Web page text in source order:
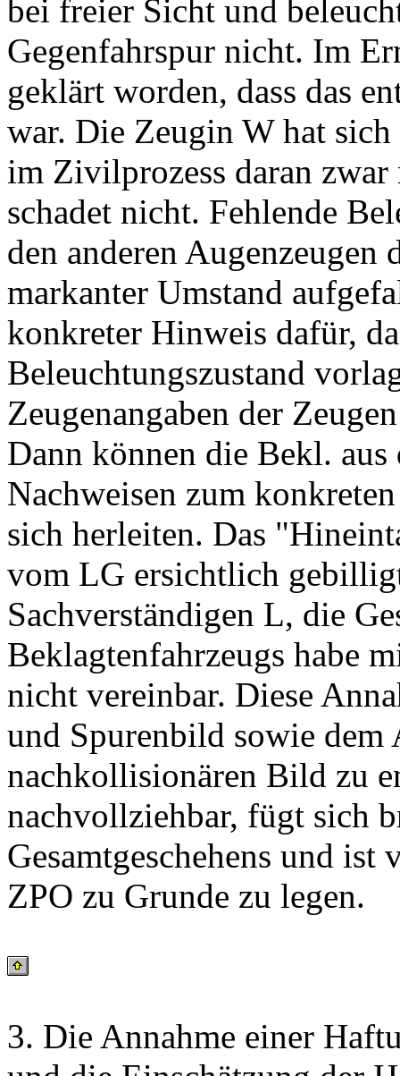
bei freier Sicht und
Gegenfahrspur nicht. Im
geklärt worden, dass das
war. Die Zeugin W hat sich
im Zivilprozess daran
schadet nicht. Fehlende
den anderen Augenzeugen
markanter Umstand
konkreter Hinweis dafür,
Beleuchtungszustand
Zeugenangaben der
Dann können die Bekl. aus
Nachweisen zum
sich herleiten. Das
vom LG ersichtlich
Sachverständigen L, die
Beklagtenfahrzeugs habe
nicht vereinbar. Diese
und Spurenbild sowie dem
nachkollisionären Bild zu
nachvollziehbar, fügt sich
Gesamtgeschehens und
ZPO zu Grunde zu legen.
3. Die Annahme einer